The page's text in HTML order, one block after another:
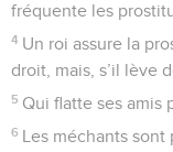
fréquente les
4 Un roi assure la
droit, mais, s’il lève
5 Qui flatte ses amis
6 Les méchants sont